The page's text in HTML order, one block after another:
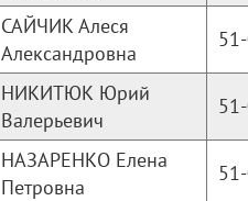
САЙЧИК Алеся
Александровна
НИКИТЮК Юрий
Валерьевич
НАЗАРЕНКО Елена
Петровна